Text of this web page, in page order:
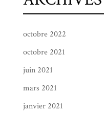
octobre 2022
octobre 2021
juin 2021
mars 2021
janvier 2021